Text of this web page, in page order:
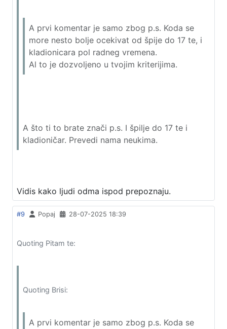
A prvi komentar je samo zbog p.s. Koda se
more nesto bolje ocekivat od špije do 17 te, i
kladionicara pol radneg vremena.
Al to je dozvoljeno u tvojim kriterijima.
A što ti to brate znači p.s. I špilje do 17 te i
kladioničar. Prevedi nama neukima.
Vidis kako ljudi odma ispod prepoznaju.
#9 Popaj 28-07-2025 18:39
Quoting Pitam te:
Quoting Brisi:
A prvi komentar je samo zbog p.s. Koda se